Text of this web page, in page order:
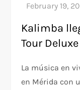
Kalimba
Tour
La música en
en Mérida con